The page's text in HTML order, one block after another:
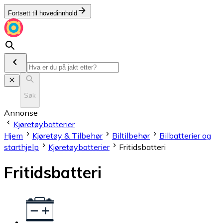
Fortsett til hovedinnhold
Søk
Annonse
Kjøretøybatterier
Hjem
Kjøretøy & Tilbehør Biltilbehør
Bilbatterier og
starthjelp
Kjøretøybatterier Fritidsbatteri
Fritidsbatteri